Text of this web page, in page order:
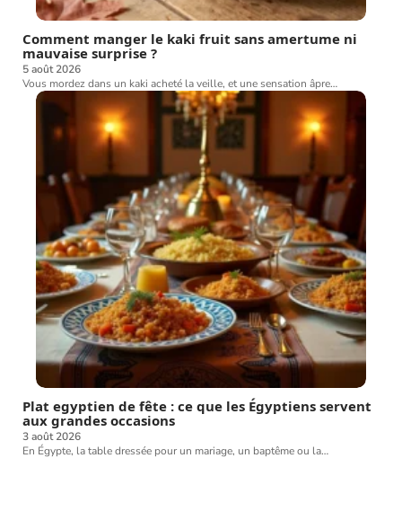
Comment manger le kaki fruit sans amertume ni
mauvaise surprise ?
5 août 2026
Vous mordez dans un kaki acheté la veille, et une sensation âpre…
Plat egyptien de fête : ce que les Égyptiens servent
aux grandes occasions
3 août 2026
En Égypte, la table dressée pour un mariage, un baptême ou la…